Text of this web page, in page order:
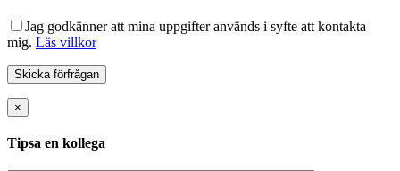
Jag godkänner att mina uppgifter används i syfte att kontakta
mig. Läs villkor
×
Tipsa en kollega